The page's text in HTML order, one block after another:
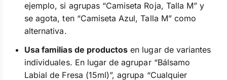
ejemplo, si agrupas “Camiseta Roja, Talla M” y
se agota, ten “Camiseta Azul, Talla M” como
alternativa.
Usa familias de productos en lugar de variantes
individuales. En lugar de agrupar “Bálsamo
Labial de Fresa (15ml)”, agrupa “Cualquier